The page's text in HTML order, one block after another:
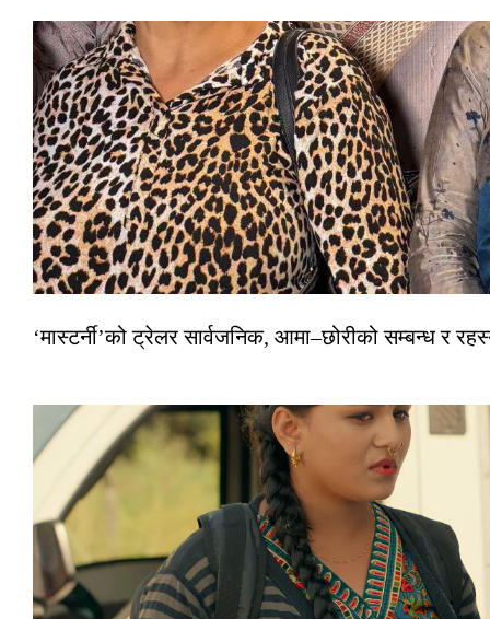
‘मास्टर्नी’को ट्रेलर सार्वजनिक, आमा–छोरीको सम्बन्ध र